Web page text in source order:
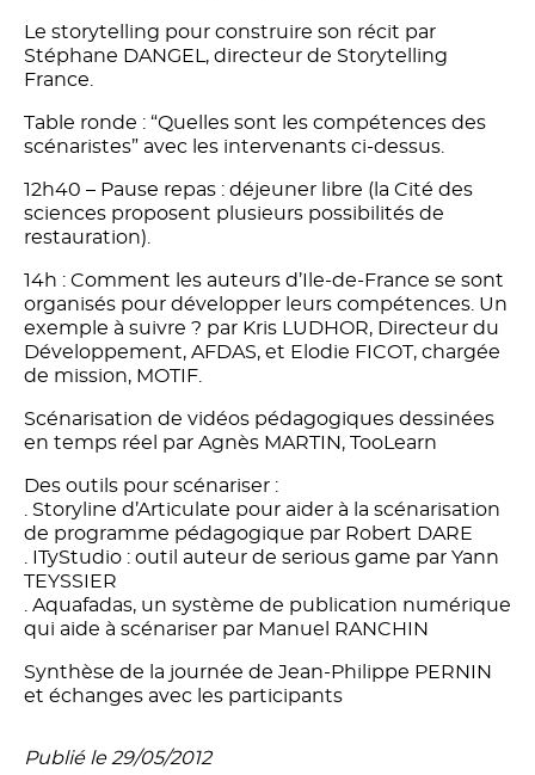
Le storytelling pour construire son récit par
Stéphane DANGEL, directeur de Storytelling
France.
Table ronde : “Quelles sont les compétences des
scénaristes” avec les intervenants ci-dessus.
12h40 – Pause repas : déjeuner libre (la Cité des
sciences proposent plusieurs possibilités de
restauration).
14h : Comment les auteurs d’Ile-de-France se sont
organisés pour développer leurs compétences. Un
exemple à suivre ? par Kris LUDHOR, Directeur du
Développement, AFDAS, et Elodie FICOT, chargée
de mission, MOTIF.
Scénarisation de vidéos pédagogiques dessinées
en temps réel par Agnès MARTIN, TooLearn
Des outils pour scénariser :
. Storyline d’Articulate pour aider à la scénarisation
de programme pédagogique par Robert DARE
. ITyStudio : outil auteur de serious game par Yann
TEYSSIER
. Aquafadas, un système de publication numérique
qui aide à scénariser par Manuel RANCHIN
Synthèse de la journée de Jean-Philippe PERNIN
et échanges avec les participants
Publié le 29/05/2012